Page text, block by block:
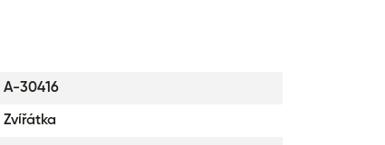
A-30416
Zvířátka